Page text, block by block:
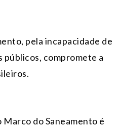
pela incapacidade de
compromete a
Marco do Saneamento é